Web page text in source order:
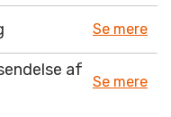
Se mere
af
Se mere